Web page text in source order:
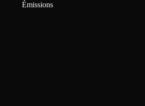
Émissions